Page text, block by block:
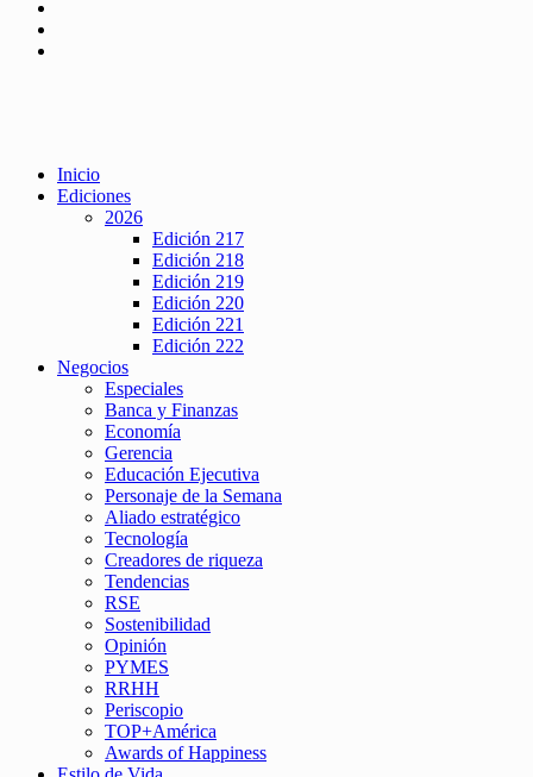
Inicio
Ediciones
2026
Edición 217
Edición 218
Edición 219
Edición 220
Edición 221
Edición 222
Negocios
Especiales
Banca y Finanzas
Economía
Gerencia
Educación Ejecutiva
Personaje de la Semana
Aliado estratégico
Tecnología
Creadores de riqueza
Tendencias
RSE
Sostenibilidad
Opinión
PYMES
RRHH
Periscopio
TOP+América
Awards of Happiness